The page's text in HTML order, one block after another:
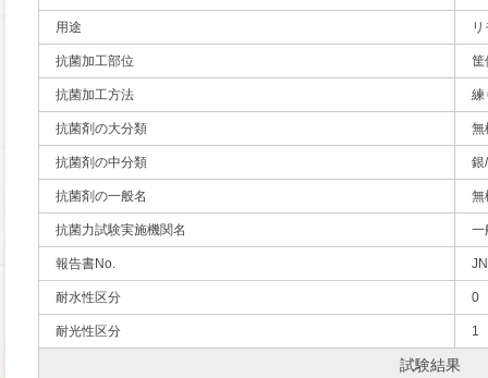
用途
抗菌加工部位 筐
抗菌加工方法 練
抗菌剤の大分類 無
抗菌剤の中分類 銀
抗菌剤の一般名 無
抗菌力試験実施機関名 一
報告書No.
耐水性区分 0
耐光性区分 1
試験結果